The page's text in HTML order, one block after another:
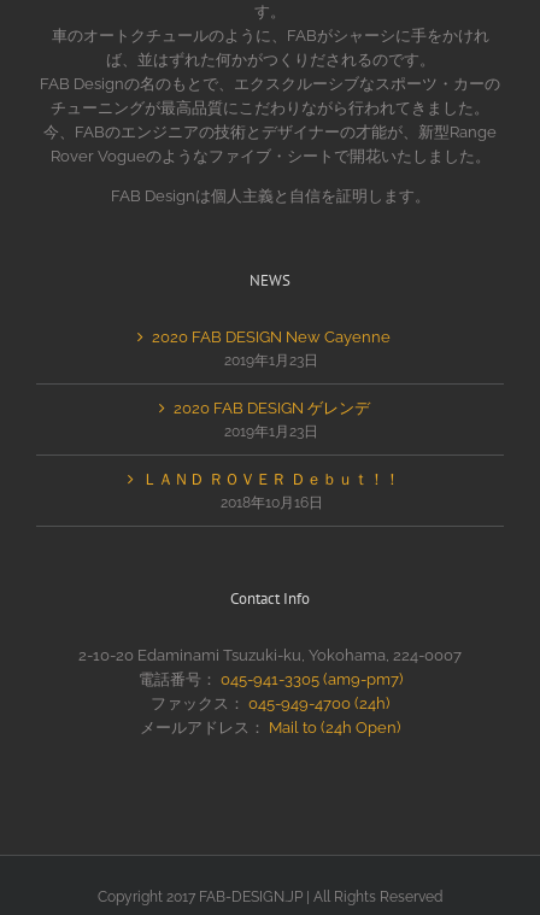
す。
車のオートクチュールのように、FABがシャーシに手をかけれ
ば、並はずれた何かがつくりだされるのです。
FAB Designの名のもとで、エクスクルーシブなスポーツ・カーの
チューニングが最高品質にこだわりながら行われてきました。
今、FABのエンジニアの技術とデザイナーの才能が、新型Range
Rover Vogueのようなファイブ・シートで開花いたしました。
FAB Designは個人主義と自信を証明します。
NEWS
2020 FAB DESIGN New Cayenne
2019年1月23日
2020 FAB DESIGN ゲレンデ
2019年1月23日
ＬＡＮＤ ＲＯＶＥＲ Ｄｅｂｕｔ！！
2018年10月16日
Contact Info
2-10-20 Edaminami Tsuzuki-ku, Yokohama, 224-0007
電話番号： 045-941-3305 (am9-pm7)
ファックス： 045-949-4700 (24h)
メールアドレス： Mail to (24h Open)
Copyright 2017 FAB-DESIGN.JP | All Rights Reserved